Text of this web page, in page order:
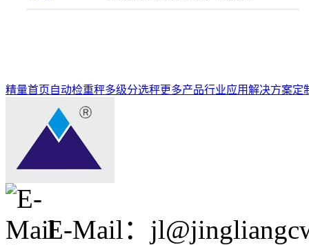
精量首页自动检重秤多级分选秤更多产品行业应用解决方案定
E-Mail：